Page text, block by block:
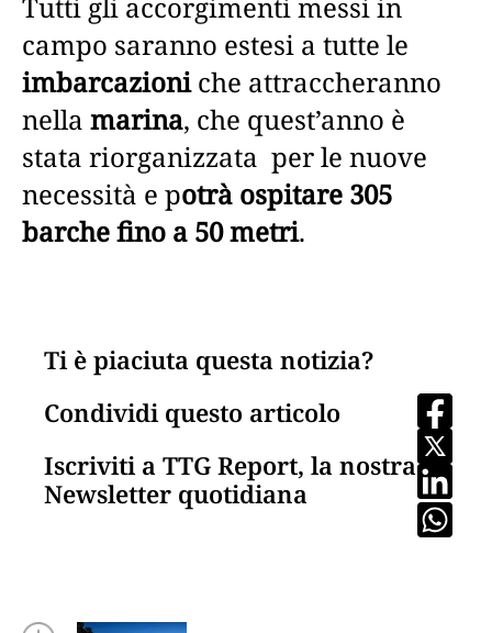
campo saranno estesi a tutte le
imbarcazioniche attraccheranno
nella marina, che quest’anno è
stata riorganizzata per le nuove
necessità e potrà ospitare 305
barche fino a 50 metri.
Ti è piaciuta questa notizia?
Condividi questo articolo
Iscriviti a TTG Report, la nostra
Newsletter quotidiana